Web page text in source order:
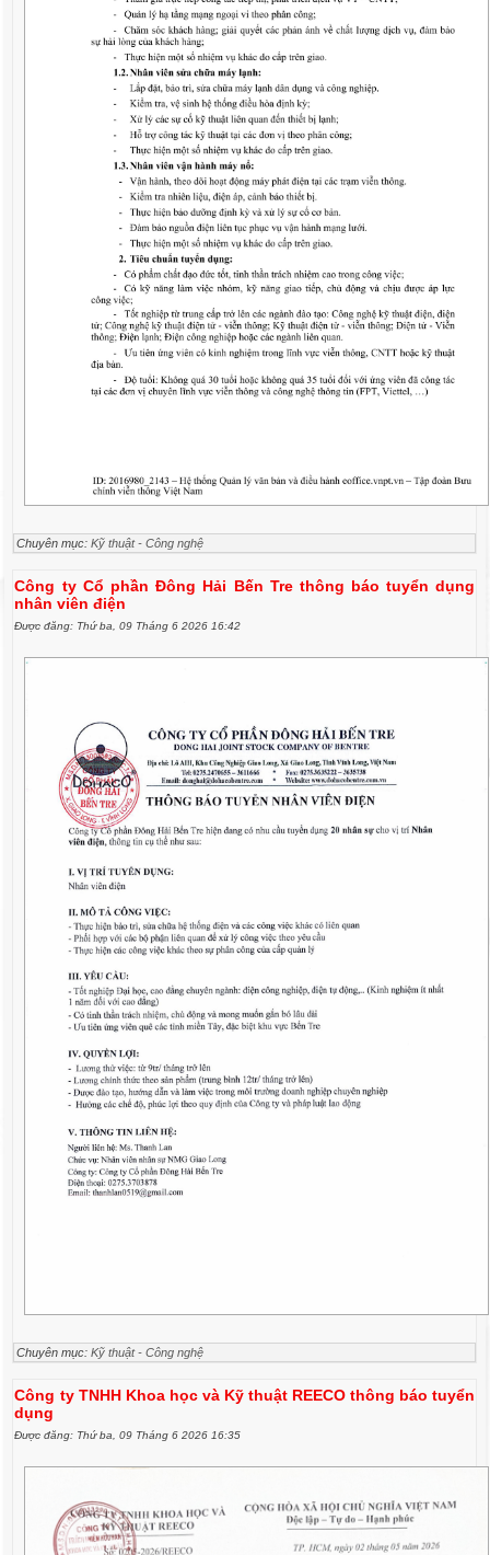
Chuyên mục:Kỹ thuật - Công nghệ
Công ty Cổ phần Đông Hải Bến Tre thông báo tuyển dụng
nhân viên điện
Được đăng: Thứ ba, 09 Tháng 6 2026 16:42
Chuyên mục:Kỹ thuật - Công nghệ
Công ty TNHH Khoa học và Kỹ thuật REECO thông báo tuyển
dụng
Được đăng: Thứ ba, 09 Tháng 6 2026 16:35